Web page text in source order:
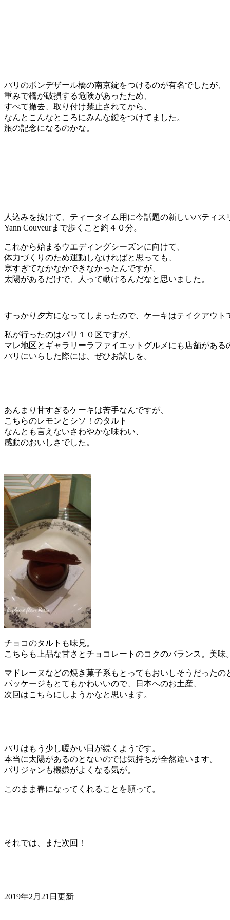
パリのポンデザール橋の南京錠をつけるのが有名でしたが、
重みで橋が破損する危険があったため、
すべて撤去、取り付け禁止されてから、
なんとこんなところにみんな鍵をつけてました。
旅の記念になるのかな。
人込みを抜けて、ティータイム用に今話題の新しいパティス
Yann Couveurまで歩くこと約４０分。
これから始まるウエディングシーズンに向けて、
体力づくりのため運動しなければと思っても、
寒すぎてなかなかできなかったんですが、
太陽があるだけで、人って動けるんだなと思いました。
すっかり夕方になってしまったので、ケーキはテイクアウト
私が行ったのはパリ１０区ですが、
マレ地区とギャラリーラファイエットグルメにも店舗がある
パリにいらした際には、ぜひお試しを。
あんまり甘すぎるケーキは苦手なんですが、
こちらのレモンとシソ！のタルト
なんとも言えないさわやかな味わい、
感動のおいしさでした。
チョコのタルトも味見。
こちらも上品な甘さとチョコレートのコクのバランス。美味
マドレーヌなどの焼き菓子系もとってもおいしそうだったの
パッケージもとてもかわいいので、日本へのお土産、
次回はこちらにしようかなと思います。
パリはもう少し暖かい日が続くようです。
本当に太陽があるのとないのでは気持ちが全然違います。
パリジャンも機嫌がよくなる気が。
このまま春になってくれることを願って。
それでは、また次回！
2019年2月21日更新